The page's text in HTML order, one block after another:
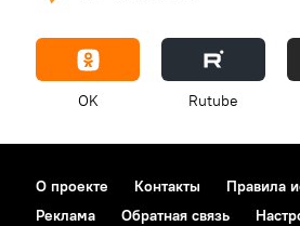
OK Rutube
О проекте Контакты Правила
Реклама
Обратная связь